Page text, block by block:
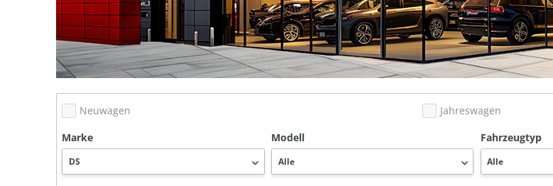
Neuwagen Jahreswagen
Marke
Modell Fahrzeugtyp